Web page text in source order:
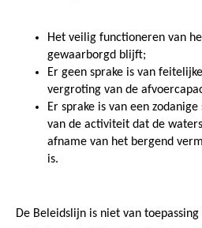
Het veilig functioneren van
gewaarborgd blijft;
Er geen sprake is van
vergroting van de
Er sprake is van een
van de activiteit dat de
afname van het bergend
is.
De Beleidslijn is niet van